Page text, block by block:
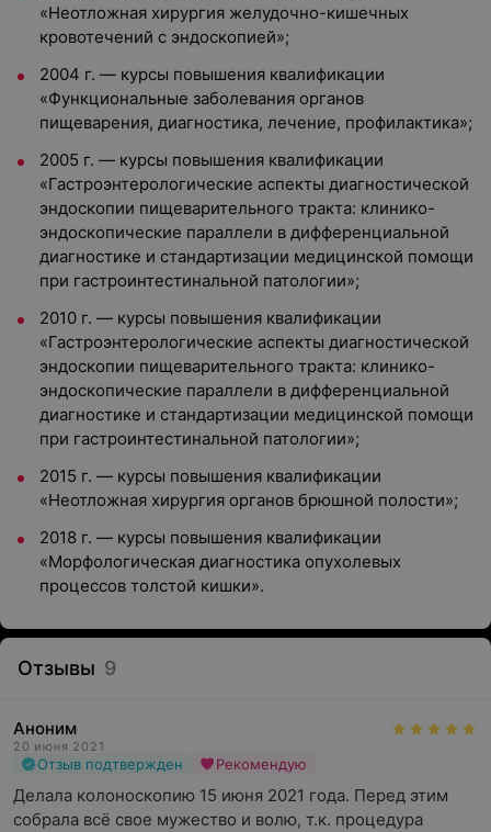
«Неотложная хирургия желудочно-кишечных
кровотечений с эндоскопией»;
2004 г. — курсы повышения квалификации
«Функциональные заболевания органов
пищеварения, диагностика, лечение, профилактика»;
2005 г. — курсы повышения квалификации
«Гастроэнтерологические аспекты диагностической
эндоскопии пищеварительного тракта: клинико-
эндоскопические параллели в дифференциальной
диагностике и стандартизации медицинской помощи
при гастроинтестинальной патологии»;
2010 г. — курсы повышения квалификации
«Гастроэнтерологические аспекты диагностической
эндоскопии пищеварительного тракта: клинико-
эндоскопические параллели в дифференциальной
диагностике и стандартизации медицинской помощи
при гастроинтестинальной патологии»;
2015 г. — курсы повышения квалификации
«Неотложная хирургия органов брюшной полости»;
2018 г. — курсы повышения квалификации
«Морфологическая диагностика опухолевых
процессов толстой кишки».
Отзывы 9
Аноним
20 июня 2021
Отзыв подтвержден Рекомендую
Делала колоноскопию 15 июня 2021 года. Перед этим
собрала всё свое мужество и волю, т.к. процедура